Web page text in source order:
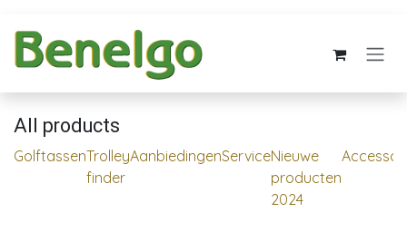
All products
GolftassenTrolley
finder
AanbiedingenServiceNieuwe
producten
2024